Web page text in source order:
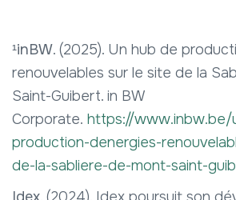
¹inBW. (2025). Un hub de
renouvelables sur le site de la
Saint-Guibert. in BW
Corporate. https://www.inbw.be/
production-denergies-
de-la-sabliere-de-mont-saint-